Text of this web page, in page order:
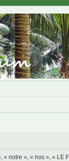
notre », « nos », «